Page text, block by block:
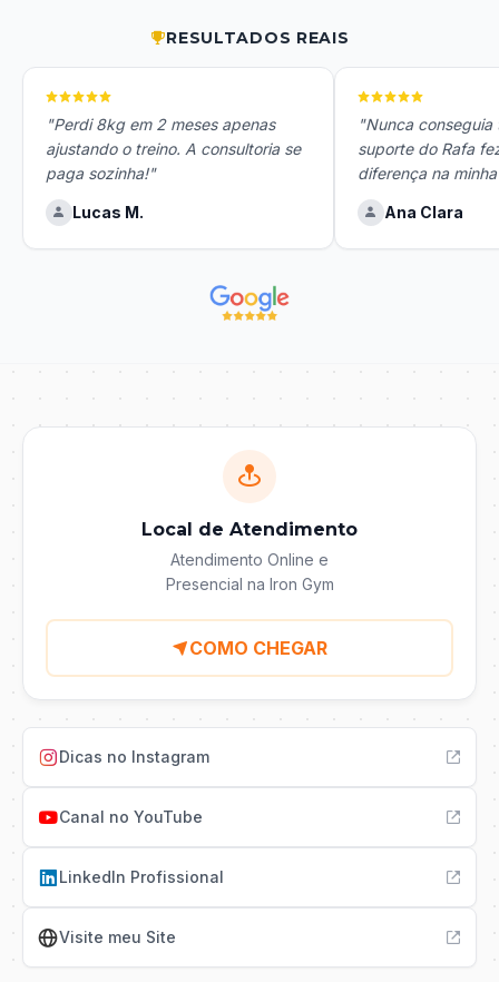
RESULTADOS REAIS
"Perdi 8kg em 2 meses apenas
ajustando o treino. A consultoria se
paga sozinha!"
Lucas M.
"Nunca
suporte do Rafa
diferença na
Ana Clara
Local de Atendimento
Atendimento Online e
Presencial na Iron Gym
COMO CHEGAR
Dicas no Instagram
Canal no YouTube
LinkedIn Profissional
Visite meu Site